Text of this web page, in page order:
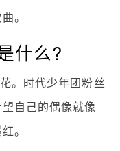
。
什么?
。时代少年团粉丝
自己的偶像就像
。